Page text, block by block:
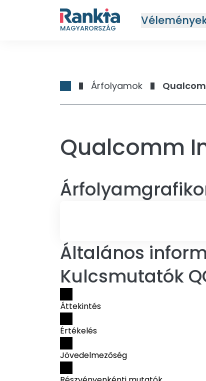
MAGYARORSZÁG
Árfolyamok
Qualcomm
Általános
Kulcsmutatók
Áttekintés
Értékelés
Jövedelmezőség